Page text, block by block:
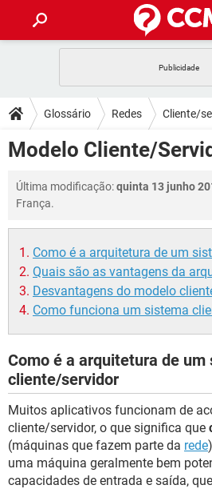
CELULAR
OUTLOOK
GUIA DE COMPRAS
DICAS
JOGOS
CELULAR
OUTLOOK
DOWNLOADS
CELULAR
OUTLOOK
INSTAGRAM
FÓRUM
OUTLOOK
INSTAGRAM
GLOSSÁRIO
JOGOS
OUTLOOK
INSTAGRAM
GUIA DE COMPRAS
Glossário Redes Cliente/
Modelo Cliente/
Última modificação:quinta 13 junho
França.
Como é a arquitetura de um
Quais são as vantagens da
Desvantagens do modelo
Como funciona um sistema
Como é a arquitetura de um
cliente/servidor
Muitos aplicativos funcionam de
cliente/servidor, o que significa que
(máquinas que fazem parte da rede
uma máquina geralmente bem
capacidades de entrada e saída,